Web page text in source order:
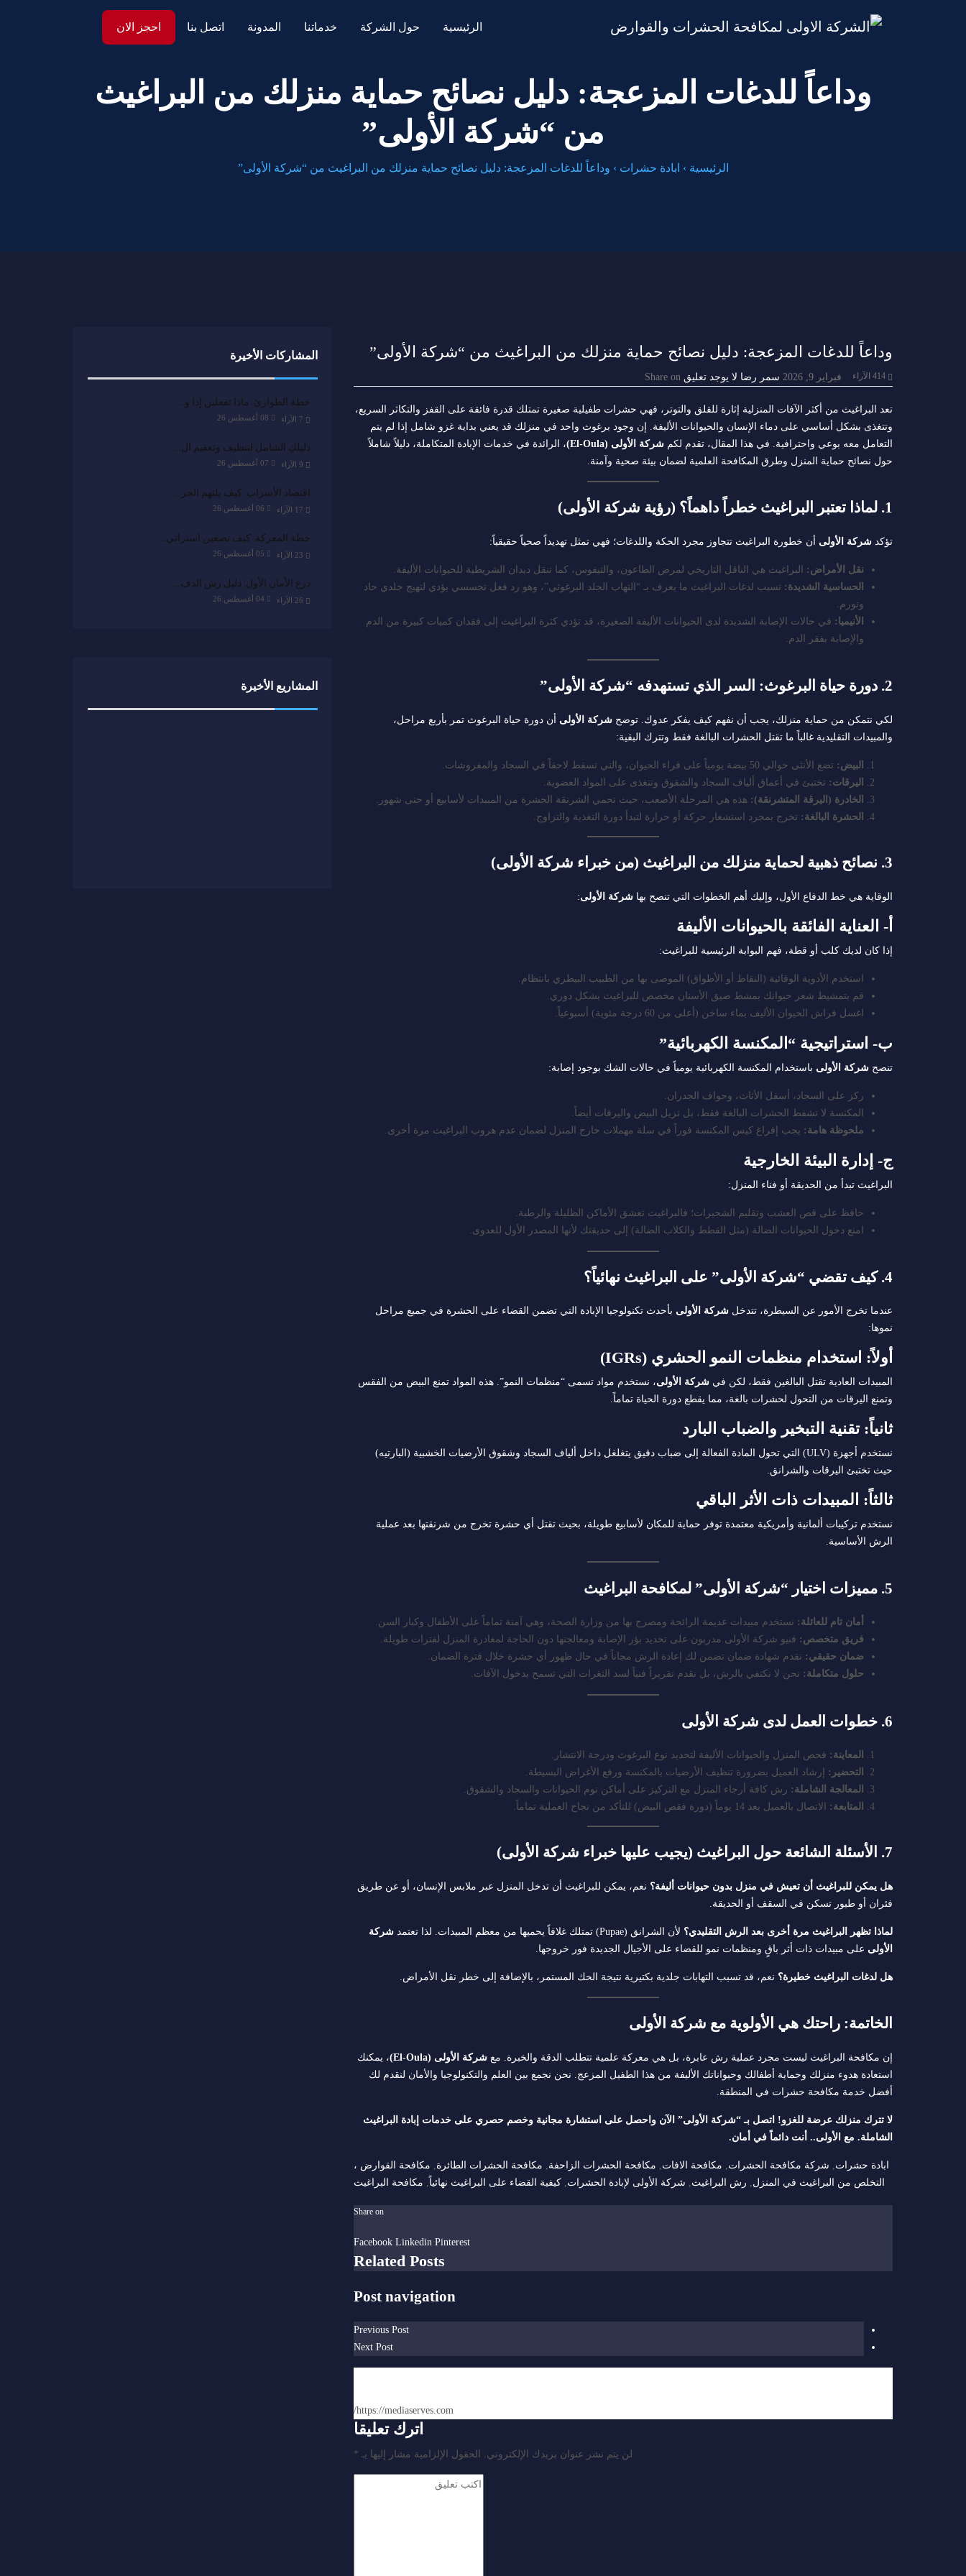
الرئيسية حول الشركة خدماتنا المدونة اتصل بنا احجز الان
وداعاً للدغات المزعجة: دليل نصائح حماية منزلك من البراغيث
من “شركة الأولى”
الرئيسية › ابادة حشرات › وداعاً للدغات المزعجة: دليل نصائح حماية منزلك من البراغيث من “شركة الأولى”
وداعاً للدغات المزعجة: دليل نصائح حماية منزلك من البراغيث من “شركة الأولى”
فبراير 9, 2026 سمر رضا لا يوجد تعليق الآراء Share on
تعد البراغيث من أكثر الآفات المنزلية إثارة للقلق والتوتر، فهي حشرات طفيلية صغيرة تمتلك قدرة فائقة على القفز والتكاثر السريع،
وتتغذى بشكل أساسي على دماء الإنسان والحيوانات الأليفة. إن وجود برغوث واحد في منزلك قد يعني بداية غزو شامل إذا لم يتم
التعامل معه بوعي واحترافية. في هذا المقال، تقدم لكم شركة الأولى (El-Oula)
، الرائدة في خدمات الإبادة المتكاملة، دليلاً شاملاً
حول نصائح حماية المنزل وطرق المكافحة العلمية لضمان بيئة صحية وآمنة.
1. لماذا تعتبر البراغيث خطراً داهماً؟ (رؤية شركة الأولى)
تؤكد شركة الأولى أن خطورة البراغيث تتجاوز مجرد الحكة واللدغات؛ فهي تمثل تهديداً صحياً حقيقياً:
نقل الأمراض: البراغيث هي الناقل التاريخي لمرض الطاعون، والتيفوس، كما تنقل ديدان الشريطية للحيوانات الأليفة.
الحساسية الشديدة: تسبب لدغات البراغيث ما يعرف بـ “التهاب الجلد البرغوثي”، وهو رد فعل تحسسي يؤدي لتهيج جلدي حاد
وتورم.
الأنيميا: في حالات الإصابة الشديدة لدى الحيوانات الأليفة الصغيرة، قد تؤدي كثرة البراغيث إلى فقدان كميات كبيرة من الدم
والإصابة بفقر الدم.
2. دورة حياة البرغوث: السر الذي تستهدفه “شركة الأولى”
لكي نتمكن من حماية منزلك، يجب أن نفهم كيف يفكر عدوك. توضح شركة الأولى أن دورة حياة البرغوث تمر بأربع مراحل،
والمبيدات التقليدية غالباً ما تقتل الحشرات البالغة فقط وتترك البقية:
البيض: تضع الأنثى حوالي 50 بيضة يومياً على فراء الحيوان، والتي تسقط لاحقاً في السجاد والمفروشات.
اليرقات: تختبئ في أعماق ألياف السجاد والشقوق وتتغذى على المواد العضوية.
الخادرة (اليرقة المتشرنقة): هذه هي المرحلة الأصعب، حيث تحمي الشرنقة الحشرة من المبيدات لأسابيع أو حتى شهور.
الحشرة البالغة: تخرج بمجرد استشعار حركة أو حرارة لتبدأ دورة التغذية والتزاوج.
3. نصائح ذهبية لحماية منزلك من البراغيث (من خبراء شركة الأولى)
الوقاية هي خط الدفاع الأول، وإليك أهم الخطوات التي تنصح بها شركة الأولى:
أ- العناية الفائقة بالحيوانات الأليفة
إذا كان لديك كلب أو قطة، فهم البوابة الرئيسية للبراغيث:
استخدم الأدوية الوقائية (النقاط أو الأطواق) الموصى بها من الطبيب البيطري بانتظام.
قم بتمشيط شعر حيوانك بمشط ضيق الأسنان مخصص للبراغيث بشكل دوري.
اغسل فراش الحيوان الأليف بماء ساخن (أعلى من 60 درجة مئوية) أسبوعياً.
ب- استراتيجية “المكنسة الكهربائية”
تنصح شركة الأولى باستخدام المكنسة الكهربائية يومياً في حالات الشك بوجود إصابة:
ركز على السجاد، أسفل الأثاث، وحواف الجدران.
المكنسة لا تشفط الحشرات البالغة فقط، بل تزيل البيض واليرقات أيضاً.
ملحوظة هامة: يجب إفراغ كيس المكنسة فوراً في سلة مهملات خارج المنزل لضمان عدم هروب البراغيث مرة أخرى.
ج- إدارة البيئة الخارجية
البراغيث تبدأ من الحديقة أو فناء المنزل:
حافظ على قص العشب وتقليم الشجيرات؛ فالبراغيث تعشق الأماكن الظليلة والرطبة.
امنع دخول الحيوانات الضالة (مثل القطط والكلاب الضالة) إلى حديقتك لأنها المصدر الأول للعدوى.
4. كيف تقضي “شركة الأولى” على البراغيث نهائياً؟
عندما تخرج الأمور عن السيطرة، تتدخل شركة الأولى بأحدث تكنولوجيا الإبادة التي تضمن القضاء على الحشرة في جميع مراحل
نموها:
أولاً: استخدام منظمات النمو الحشري (IGRs)
المبيدات العادية تقتل البالغين فقط، لكن في شركة الأولى، نستخدم مواد تسمى “منظمات النمو”. هذه المواد تمنع البيض من الفقس
وتمنع اليرقات من التحول لحشرات بالغة، مما يقطع دورة الحياة تماماً.
ثانياً: تقنية التبخير والضباب البارد
نستخدم أجهزة (ULV) التي تحول المادة الفعالة إلى ضباب دقيق يتغلغل داخل ألياف السجاد وشقوق الأرضيات الخشبية (البارتيه)
حيث تختبئ اليرقات والشرانق.
ثالثاً: المبيدات ذات الأثر الباقي
نستخدم تركيبات ألمانية وأمريكية معتمدة توفر حماية للمكان لأسابيع طويلة، بحيث تقتل أي حشرة تخرج من شرنقتها بعد عملية
الرش الأساسية.
5. مميزات اختيار “شركة الأولى” لمكافحة البراغيث
أمان تام للعائلة: نستخدم مبيدات عديمة الرائحة ومصرح بها من وزارة الصحة، وهي آمنة تماماً على الأطفال وكبار السن.
فريق متخصص: فنيو شركة الأولى مدربون على تحديد بؤر الإصابة ومعالجتها دون الحاجة لمغادرة المنزل لفترات طويلة.
ضمان حقيقي: نقدم شهادة ضمان تضمن لك إعادة الرش مجاناً في حال ظهور أي حشرة خلال فترة الضمان.
حلول متكاملة: نحن لا نكتفي بالرش، بل نقدم تقريراً فنياً لسد الثغرات التي تسمح بدخول الآفات.
6. خطوات العمل لدى شركة الأولى
المعاينة: فحص المنزل والحيوانات الأليفة لتحديد نوع البرغوث ودرجة الانتشار.
التحضير: إرشاد العميل بضرورة تنظيف الأرضيات بالمكنسة ورفع الأغراض البسيطة.
المعالجة الشاملة: رش كافة أرجاء المنزل مع التركيز على أماكن نوم الحيوانات والسجاد والشقوق.
المتابعة: الاتصال بالعميل بعد 14 يوماً (دورة فقص البيض) للتأكد من نجاح العملية تماماً.
7. الأسئلة الشائعة حول البراغيث (يجيب عليها خبراء شركة الأولى)
هل يمكن للبراغيث أن تعيش في منزل بدون حيوانات أليفة؟ نعم، يمكن للبراغيث أن تدخل المنزل عبر ملابس الإنسان، أو عن طريق
فئران أو طيور تسكن في السقف أو الحديقة.
لماذا تظهر البراغيث مرة أخرى بعد الرش التقليدي؟ لأن الشرانق (Pupae) تمتلك غلافاً يحميها من معظم المبيدات. لذا تعتمد
شركة
الأولى على مبيدات ذات أثر باقٍ ومنظمات نمو للقضاء على الأجيال الجديدة فور خروجها.
هل لدغات البراغيث خطيرة؟ نعم، قد تسبب التهابات جلدية بكتيرية نتيجة الحك المستمر، بالإضافة إلى خطر نقل الأمراض.
الخاتمة: راحتك هي الأولوية مع شركة الأولى
إن مكافحة البراغيث ليست مجرد عملية رش عابرة، بل هي معركة علمية تتطلب الدقة والخبرة. مع شركة الأولى (El-Oula)
، يمكنك
استعادة هدوء منزلك وحماية أطفالك وحيواناتك الأليفة من هذا الطفيل المزعج. نحن نجمع بين العلم والتكنولوجيا والأمان لنقدم لك
أفضل خدمة مكافحة حشرات في المنطقة.
لا تترك منزلك عرضة للغزو! اتصل بـ “شركة الأولى” الآن واحصل على استشارة مجانية وخصم حصري على خدمات إبادة البراغيث
الشاملة. مع الأولى.. أنت دائماً في أمان.
ابادة حشرات شركة مكافحة الحشرات مكافحة الافات مكافحة الحشرات الزاحفة مكافحة الحشرات الطائرة مكافحة القوارض ،
التخلص من البراغيث في المنزل
رش البراغيث شركة الأولى لإبادة الحشرات كيفية القضاء على البراغيث نهائياً مكافحة البراغيث
Share on
Facebook Linkedin Pinterest
Related Posts
Post navigation
Previous Post
Next Post
https://mediaserves.com/
اترك تعليقا
لن يتم نشر عنوان بريدك الإلكتروني. الحقول الإلزامية مشار إليها بـ *
المشاركات الأخيرة
خطة الطوارئ: ماذا تفعلين إذا و…
08 أغسطس 26 الآراء
دليلكِ الشامل لتنظيف وتعقيم ال…
07 أغسطس 26 الآراء
اقتصاد الأسراب: كيف يلتهم الجر…
06 أغسطس 26 الآراء
خطة المعركة: كيف تضعين استراتي…
05 أغسطس 26 الآراء
درع الأمان الأول: دليل رش الدف…
04 أغسطس 26 الآراء
المشاريع الأخيرة